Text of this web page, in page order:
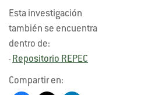
Esta investigación
también se encuentra
dentro de:
- Repositorio REPEC
Compartir en: